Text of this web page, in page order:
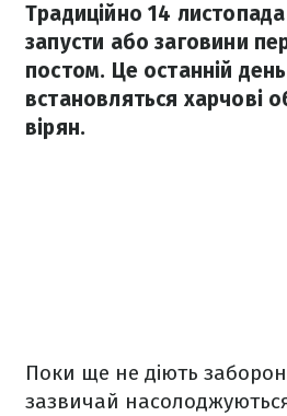
Традиційно 14
запусти або заговини
постом. Це останній
встановляться харчові
вірян.
Поки ще не діють
зазвичай